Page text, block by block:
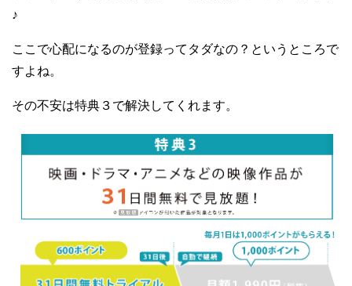
♪
ここで心配になるのが登録ってタダなの？というところで
すよね。
その不安は特典３で解決してくれます。